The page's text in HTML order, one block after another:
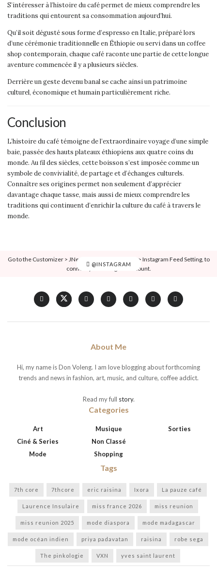
S’intéresser à l’histoire du café permet de mieux comprendre les
traditions qui entourent sa consommation aujourd’hui.
Qu’il soit dégusté sous forme d’espresso en Italie, préparé lors
d’une cérémonie traditionnelle en Éthiopie ou servi dans un coffee
shop contemporain, chaque café raconte une partie de cette longue
aventure commencée il y a plusieurs siècles.
Derrière un geste devenu banal se cache ainsi un patrimoine
culturel, économique et humain particulièrement riche.
Conclusion
L’histoire du café témoigne de l’extraordinaire voyage d’une simple
baie, passée des hauts plateaux éthiopiens aux quatre coins du
monde. Au fil des siècles, cette boisson s’est imposée comme un
symbole de convivialité, de partage et d’échanges culturels.
Connaître ses origines permet non seulement d’apprécier
davantage chaque tasse, mais aussi de mieux comprendre les
traditions qui continuent d’enrichir la culture du café à travers le
monde.
@INSTAGRAM
Go to the Customizer > JNews : Social, Like & View > Instagram Feed Setting, to
connect your Instagram account.
About Me
Hi, my name is Don Voleng. I am love blogging about forthcoming
trends and news in fashion, art, music, and culture, coffee addict.
Read my full story.
Categories
Art
Ciné & Series
Mode
Musique
Non Classé
Shopping
Sorties
Tags
7th core 7thcore eric raisina Ixora La pauze café
Laurence Insulaire miss france 2026 miss reunion
miss reunion 2025 mode diaspora mode madagascar
mode océan indien priya padavatan raisina robe sega
The pinkologie VXN yves saint laurent